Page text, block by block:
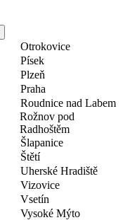
Otrokovice
Písek
Plzeň
Praha
Roudnice nad Labem
Rožnov pod
Radhoštěm
Šlapanice
Štětí
Uherské Hradiště
Vizovice
Vsetín
Vysoké Mýto